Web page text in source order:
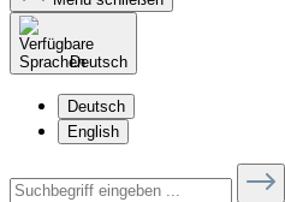
Deutsch
Deutsch
English